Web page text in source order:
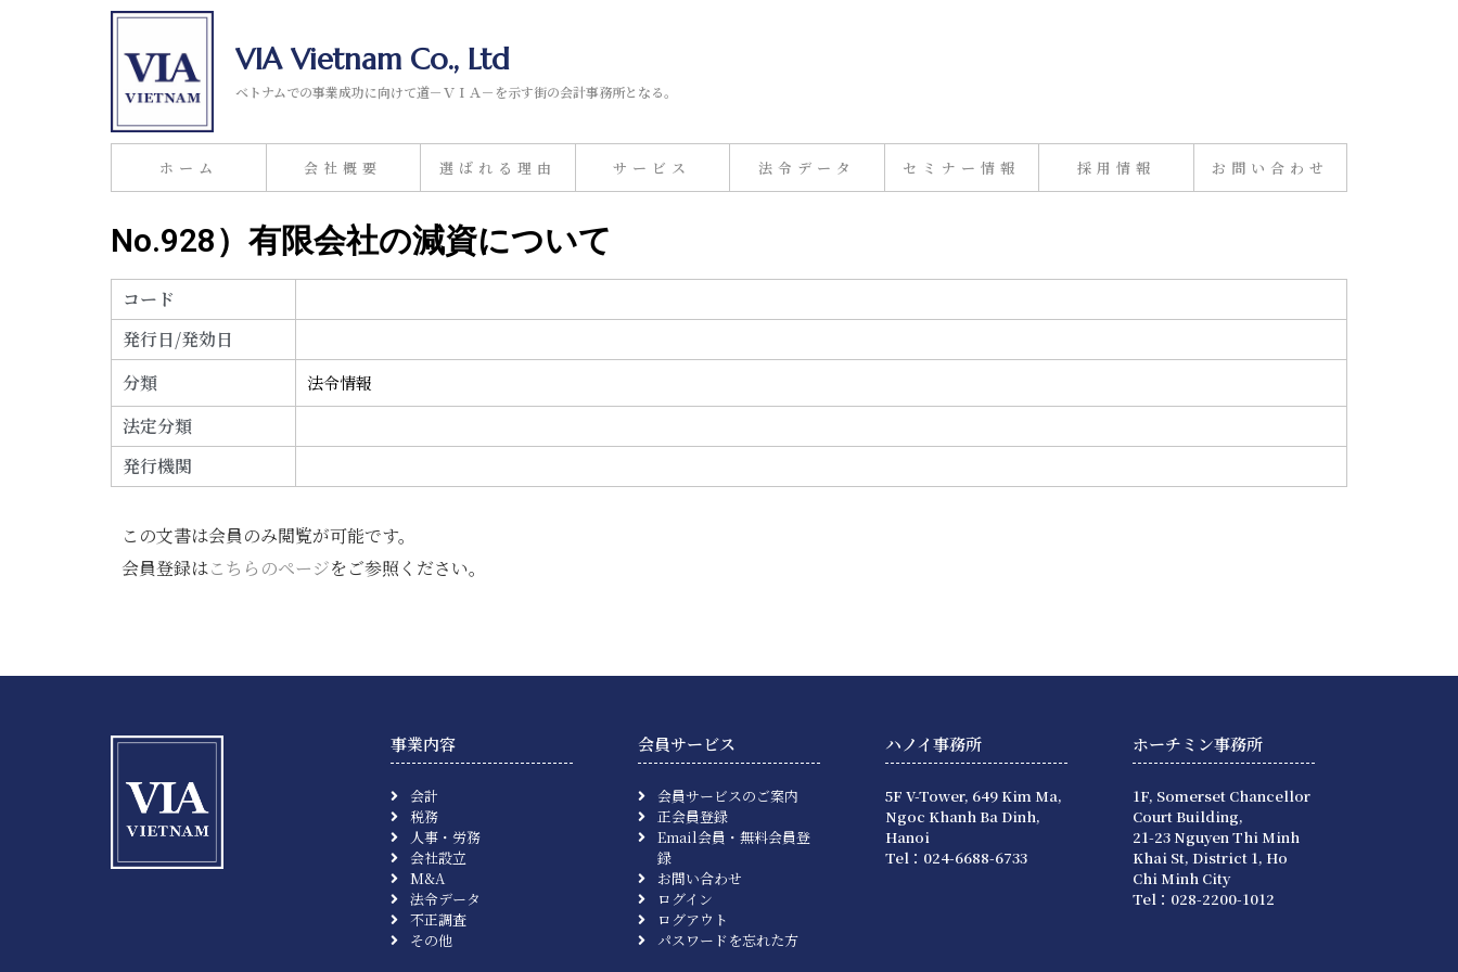
VIA Vietnam Co., Ltd
ベトナムでの事業成功に向けて道－ＶＩＡ－を示す街の会計事務所となる。
ホーム 会社概要 選ばれる理由 サービス 法令データ セミナー情報 採用情報 お問い合わせ
No.928）有限会社の減資について
コード
発行日/発効日
分類
法令情報
法定分類
発行機関
この文書は会員のみ閲覧が可能です。
会員登録はこちらのページをご参照ください。
事業内容
会計
税務
人事・労務
会社設立
M&A
法令データ
不正調査
その他
会員サービス
会員サービスのご案内
正会員登録
Email会員・無料会員登
録
お問い合わせ
ログイン
ログアウト
パスワードを忘れた方
ハノイ事務所
5F V-Tower, 649 Kim Ma,
Ngoc Khanh Ba Dinh,
Hanoi
Tel：024-6688-6733
ホーチミン事務所
1F, Somerset Chancellor
Court Building,
21-23 Nguyen Thi Minh
Khai St, District 1, Ho
Chi Minh City
Tel：028-2200-1012